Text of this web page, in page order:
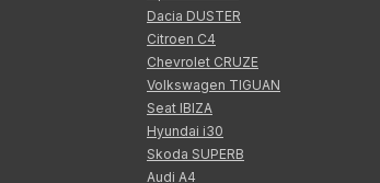
Dacia DUSTER
Citroen C4
Chevrolet CRUZE
Volkswagen TIGUAN
Seat IBIZA
Hyundai i30
Skoda SUPERB
Audi A4